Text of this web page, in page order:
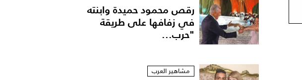
رقص محمود حميدة وابنته
في زفافها على طريقة
"حرب...
مشاهير العرب